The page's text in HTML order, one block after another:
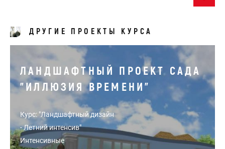
ДРУГИЕ ПРОЕКТЫ КУРСА
ЛАНДШАФТНЫЙ ПРОЕКТ САДА
"ИЛЛЮЗИЯ ВРЕМЕНИ"
Курс: "Ландшафтный дизайн
- Летний интенсив"
Интенсивные